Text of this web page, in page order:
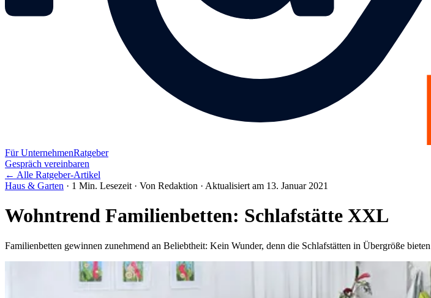
Für UnternehmenRatgeber
Gespräch vereinbaren
← Alle Ratgeber-Artikel
Haus & Garten · 1 Min. Lesezeit · Von Redaktion · Aktualisiert am 13. Januar 2021
Wohntrend Familienbetten: Schlafstätte XXL
Familienbetten gewinnen zunehmend an Beliebtheit: Kein Wunder, denn die Schlafstätten in Übergröße